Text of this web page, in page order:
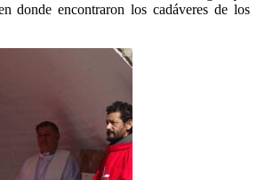
donde encontraron los cadáveres de los